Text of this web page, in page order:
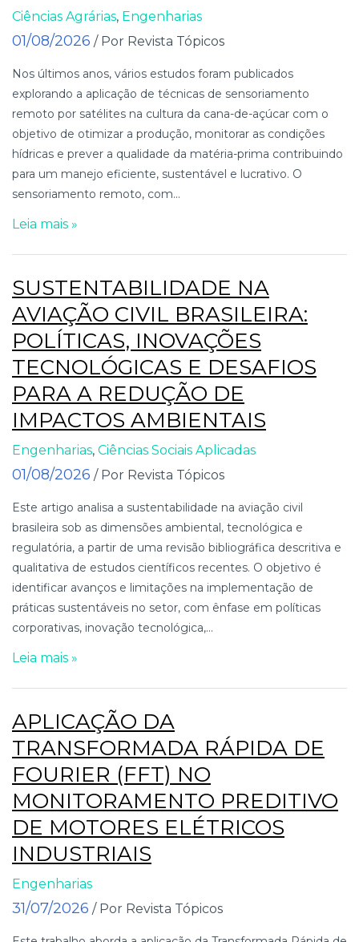
Ciências Agrárias, Engenharias
01/08/2026 / Por Revista Tópicos
Nos últimos anos, vários estudos foram publicados
explorando a aplicação de técnicas de sensoriamento
remoto por satélites na cultura da cana-de-açúcar com o
objetivo de otimizar a produção, monitorar as condições
hídricas e prever a qualidade da matéria-prima contribuindo
para um manejo eficiente, sustentável e lucrativo. O
sensoriamento remoto, com...
Leia mais »
SUSTENTABILIDADE NA
AVIAÇÃO CIVIL BRASILEIRA:
POLÍTICAS, INOVAÇÕES
TECNOLÓGICAS E DESAFIOS
PARA A REDUÇÃO DE
IMPACTOS AMBIENTAIS
Engenharias, Ciências Sociais Aplicadas
01/08/2026 / Por Revista Tópicos
Este artigo analisa a sustentabilidade na aviação civil
brasileira sob as dimensões ambiental, tecnológica e
regulatória, a partir de uma revisão bibliográfica descritiva e
qualitativa de estudos científicos recentes. O objetivo é
identificar avanços e limitações na implementação de
práticas sustentáveis no setor, com ênfase em políticas
corporativas, inovação tecnológica,...
Leia mais »
APLICAÇÃO DA
TRANSFORMADA RÁPIDA DE
FOURIER (FFT) NO
MONITORAMENTO PREDITIVO
DE MOTORES ELÉTRICOS
INDUSTRIAIS
Engenharias
31/07/2026 / Por Revista Tópicos